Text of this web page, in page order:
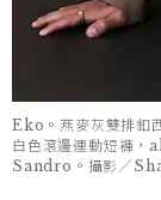
Eko。燕麥灰雙排釦
白色滾邊運動短褲
Sandro。攝影／